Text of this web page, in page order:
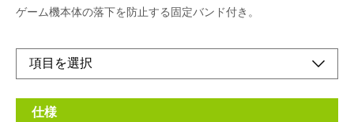
ゲーム機本体の落下を防止する固定バンド付き。
仕様